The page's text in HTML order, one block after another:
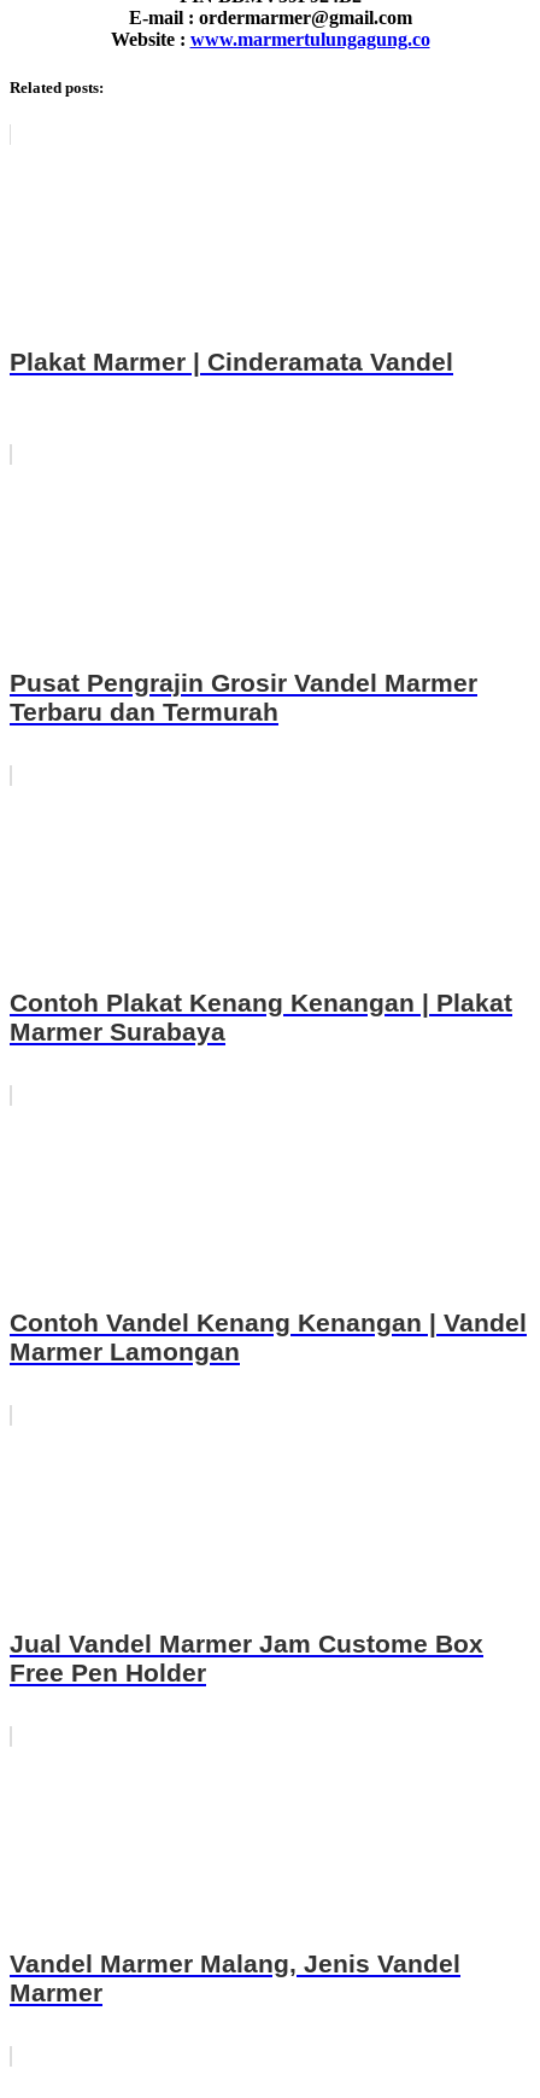
E-mail : ordermarmer@gmail.com
Website : www.marmertulungagung.co
Related posts:
Plakat Marmer | Cinderamata Vandel
Pusat Pengrajin Grosir Vandel Marmer
Terbaru dan Termurah
Contoh Plakat Kenang Kenangan | Plakat
Marmer Surabaya
Contoh Vandel Kenang Kenangan | Vandel
Marmer Lamongan
Jual Vandel Marmer Jam Custome Box
Free Pen Holder
Vandel Marmer Malang, Jenis Vandel
Marmer